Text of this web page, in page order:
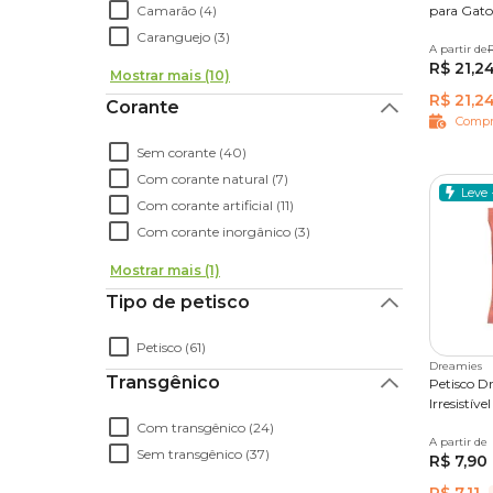
As fórmulas podem apoiar diferentes
pelo.
Entre os principais benefícios dospetiscos
redução do odor das fezes , contribuindo
contribuição para a saúde bucal ,
prevenção do tártaro e do mau hálito
, com fórmulas
melhora da saúde da pele e da pelagem
Quais são os principais tipos de petiscos para
Os petiscos para gatos estão disponíveis em
complementar felina de acordo com a preferência
Entre as opções mais comuns estãosnacks
, cada um indicado para diferentes
Também é possível encontrar petiscos em
Camarão (4)
Caranguejo (3)
Mostrar mais (10)
Corante
Sem corante (40)
Com corante natural (7)
Com corante artificial (11)
Com corante inorgânico (3)
Mostrar mais (1)
Tipo de petisco
Petisco (61)
Transgênico
Com transgênico (24)
Sem transgênico (37)
para
56 g
A partir de
R$
R$
Leve
Dreamies
Petisco
40g
A partir de
R$ 7,90